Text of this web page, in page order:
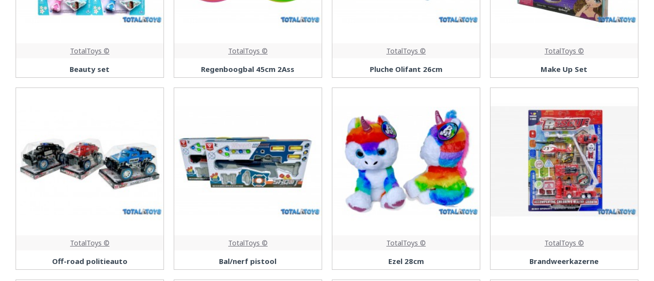
TotalToys ©
Beauty set
TotalToys ©
Regenboogbal 45cm 2Ass
TotalToys ©
Pluche Olifant 26cm
TotalToys ©
Make Up Set
TotalToys ©
Off-road politieauto
TotalToys ©
Bal/nerf pistool
TotalToys ©
Ezel 28cm
TotalToys ©
Brandweerkazerne